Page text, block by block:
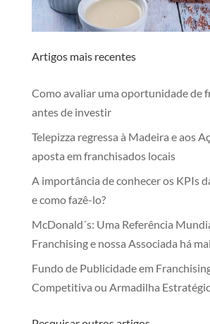
Artigos mais recentes
Como avaliar uma oportunidade de
antes de investir
Telepizza regressa à Madeira e aos
aposta em franchisados locais
A importância de conhecer os KPIs
e como fazê-lo?
McDonald´s: Uma Referência
Franchising e nossa Associada há
Fundo de Publicidade em
Competitiva ou Armadilha